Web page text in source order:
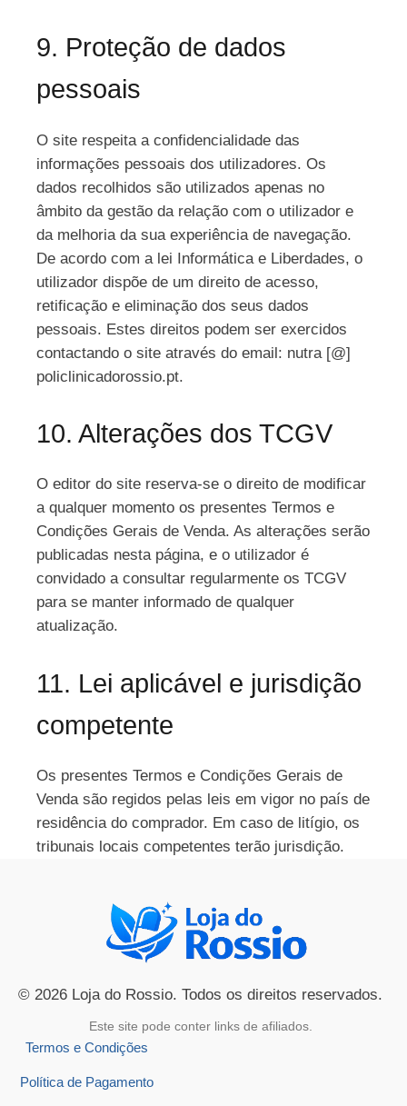
9. Proteção de dados
pessoais
O site respeita a confidencialidade das
informações pessoais dos utilizadores. Os
dados recolhidos são utilizados apenas no
âmbito da gestão da relação com o utilizador e
da melhoria da sua experiência de navegação.
De acordo com a lei Informática e Liberdades, o
utilizador dispõe de um direito de acesso,
retificação e eliminação dos seus dados
pessoais. Estes direitos podem ser exercidos
contactando o site através do email: nutra [@]
policlinicadorossio.pt.
10. Alterações dos TCGV
O editor do site reserva-se o direito de modificar
a qualquer momento os presentes Termos e
Condições Gerais de Venda. As alterações serão
publicadas nesta página, e o utilizador é
convidado a consultar regularmente os TCGV
para se manter informado de qualquer
atualização.
11. Lei aplicável e jurisdição
competente
Os presentes Termos e Condições Gerais de
Venda são regidos pelas leis em vigor no país de
residência do comprador. Em caso de litígio, os
tribunais locais competentes terão jurisdição.
© 2026 Loja do Rossio. Todos os direitos reservados.
Este site pode conter links de afiliados.
Termos e Condições
Política de Pagamento